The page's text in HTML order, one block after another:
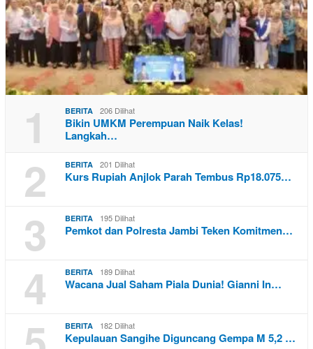
1 BERITA 206 Dilihat
Bikin UMKM Perempuan Naik Kelas!
Langkah…
2 BERITA 201 Dilihat
Kurs Rupiah Anjlok Parah Tembus Rp18.075…
3 BERITA 195 Dilihat
Pemkot dan Polresta Jambi Teken Komitmen…
4 BERITA 189 Dilihat
Wacana Jual Saham Piala Dunia! Gianni In…
BERITA 182 Dilihat
Kepulauan Sangihe Diguncang Gempa M 5,2 …